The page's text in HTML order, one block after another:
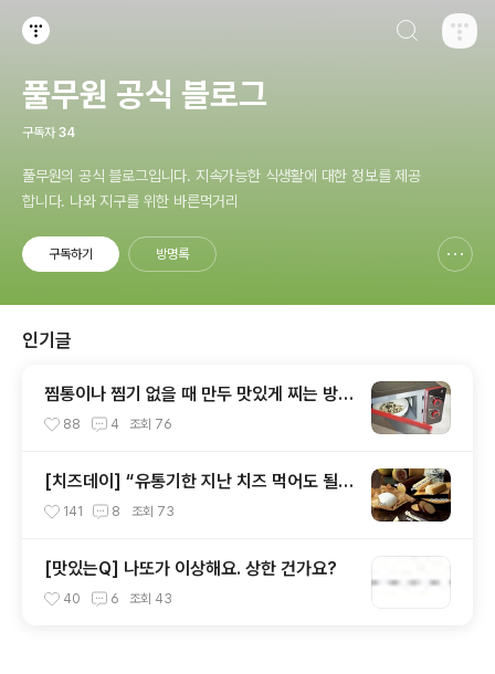
풀무원 공식 블로그
구독자 34
풀무원의 공식 블로그입니다. 지속가능한 식생활에 대한 정보를 제공
합니다. 나와 지구를 위한 바른먹거리
구독하기 방명록
인기글
찜통이나 찜기 없을 때 만두 맛있게 찌는 방법
~ 6가지!
88 4 조회 76
[치즈데이] “유통기한 지난 치즈 먹어도 될까
요?”
141 8 조회 73
[맛있는Q] 나또가 이상해요. 상한 건가요?
40 6 조회 43